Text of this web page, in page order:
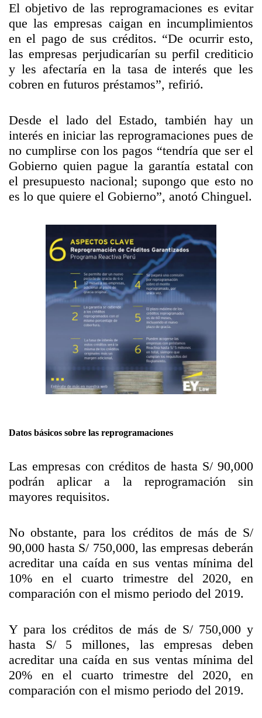
El objetivo de las reprogramaciones es evitar
que las empresas caigan en incumplimientos
en el pago de sus créditos. “De ocurrir esto,
las empresas perjudicarían su perfil crediticio
y les afectaría en la tasa de interés que les
cobren en futuros préstamos”, refirió.
Desde el lado del Estado, también hay un
interés en iniciar las reprogramaciones pues de
no cumplirse con los pagos “tendría que ser el
Gobierno quien pague la garantía estatal con
el presupuesto nacional; supongo que esto no
es lo que quiere el Gobierno”, anotó Chinguel.
Datos básicos sobre las reprogramaciones
Las empresas con créditos de hasta S/ 90,000
podrán aplicar a la reprogramación sin
mayores requisitos.
No obstante, para los créditos de más de S/
90,000 hasta S/ 750,000, las empresas deberán
acreditar una caída en sus ventas mínima del
10% en el cuarto trimestre del 2020, en
comparación con el mismo periodo del 2019.
Y para los créditos de más de S/ 750,000 y
hasta S/ 5 millones, las empresas deben
acreditar una caída en sus ventas mínima del
20% en el cuarto trimestre del 2020, en
comparación con el mismo periodo del 2019.